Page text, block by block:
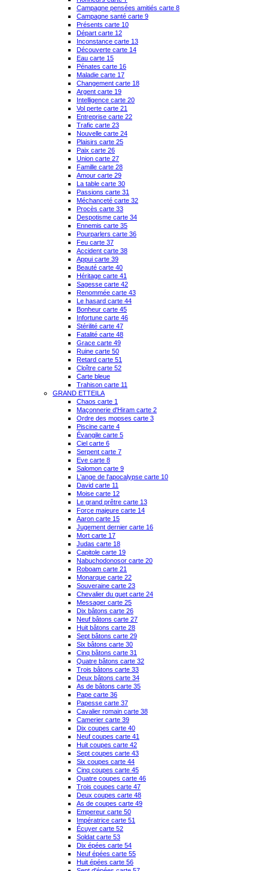
Campagne pensées amitiés carte 8
Campagne santé carte 9
Présents carte 10
Départ carte 12
Inconstance carte 13
Découverte carte 14
Eau carte 15
Pénates carte 16
Maladie carte 17
Changement carte 18
Argent carte 19
Intelligence carte 20
Vol perte carte 21
Entreprise carte 22
Trafic carte 23
Nouvelle carte 24
Plaisirs carte 25
Paix carte 26
Union carte 27
Famille carte 28
Amour carte 29
La table carte 30
Passions carte 31
Méchanceté carte 32
Procès carte 33
Despotisme carte 34
Ennemis carte 35
Pourparlers carte 36
Feu carte 37
Accident carte 38
Appui carte 39
Beauté carte 40
Héritage carte 41
Sagesse carte 42
Renommée carte 43
Le hasard carte 44
Bonheur carte 45
Infortune carte 46
Stérilité carte 47
Fatalité carte 48
Grace carte 49
Ruine carte 50
Retard carte 51
Cloître carte 52
Carte bleue
Trahison carte 11
GRAND ETTEILA
Chaos carte 1
Maçonnerie d'Hiram carte 2
Ordre des mopses carte 3
Piscine carte 4
Évangile carte 5
Ciel carte 6
Serpent carte 7
Eve carte 8
Salomon carte 9
L'ange de l'apocalypse carte 10
David carte 11
Moise carte 12
Le grand prêtre carte 13
Force majeure carte 14
Aaron carte 15
Jugement dernier carte 16
Mort carte 17
Judas carte 18
Capitole carte 19
Nabuchodonosor carte 20
Roboam carte 21
Monarque carte 22
Souveraine carte 23
Chevalier du guet carte 24
Messager carte 25
Dix bâtons carte 26
Neuf bâtons carte 27
Huit bâtons carte 28
Sept bâtons carte 29
Six bâtons carte 30
Cinq bâtons carte 31
Quatre bâtons carte 32
Trois bâtons carte 33
Deux bâtons carte 34
As de bâtons carte 35
Pape carte 36
Papesse carte 37
Cavalier romain carte 38
Camerier carte 39
Dix coupes carte 40
Neuf coupes carte 41
Huit coupes carte 42
Sept coupes carte 43
Six coupes carte 44
Cinq coupes carte 45
Quatre coupes carte 46
Trois coupes carte 47
Deux coupes carte 48
As de coupes carte 49
Empereur carte 50
Impératrice carte 51
Écuyer carte 52
Soldat carte 53
Dix épées carte 54
Neuf épées carte 55
Huit épées carte 56